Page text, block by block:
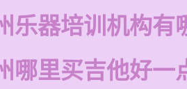
乐器培训机构有
哪里买吉他好一